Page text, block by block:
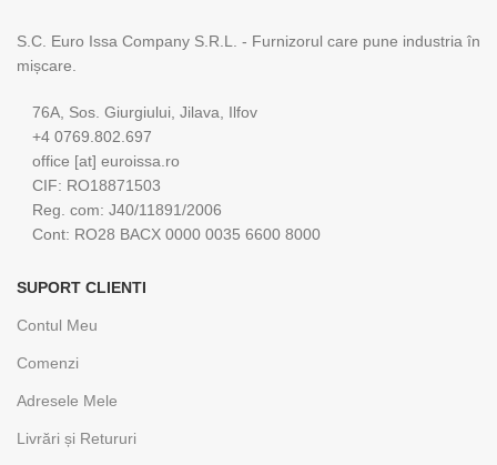
S.C. Euro Issa Company S.R.L. - Furnizorul care pune industria în
mișcare.
76A, Sos. Giurgiului, Jilava, Ilfov
+4 0769.802.697
office [at] euroissa.ro
CIF: RO18871503
Reg. com: J40/11891/2006
Cont: RO28 BACX 0000 0035 6600 8000
SUPORT CLIENTI
Contul Meu
Comenzi
Adresele Mele
Livrări și Retururi